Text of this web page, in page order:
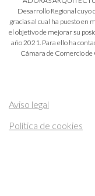
Desarrollo Regional cuyo
gracias al cual ha puesto en
el objetivo de mejorar su
año 2021. Para ello ha
Cámara de Comercio
Aviso legal
Política de cookies